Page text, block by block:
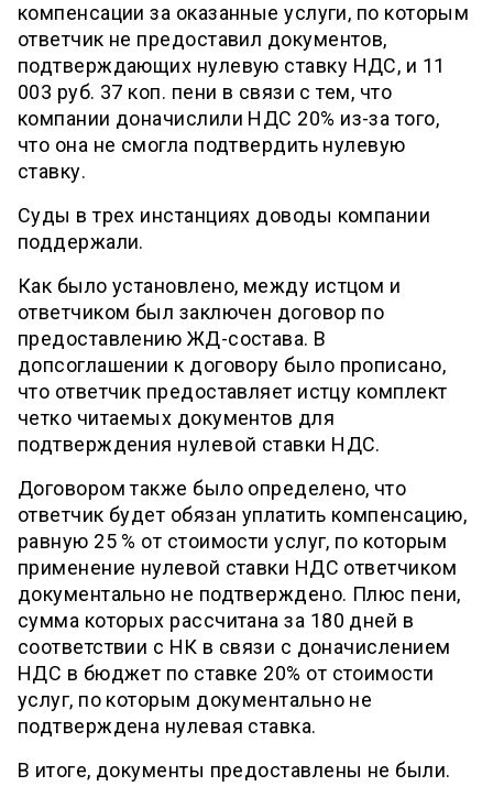
компенсации за оказанные услуги, по которым
ответчик не предоставил документов,
подтверждающих нулевую ставку НДС, и 11
003 руб. 37 коп. пени в связи с тем, что
компании доначислили НДС 20% из-за того,
что она не смогла подтвердить нулевую
ставку.
Суды в трех инстанциях доводы компании
поддержали.
Как было установлено, между истцом и
ответчиком был заключен договор по
предоставлению ЖД-состава. В
допсоглашении к договору было прописано,
что ответчик предоставляет истцу комплект
четко читаемых документов для
подтверждения нулевой ставки НДС.
Договором также было определено, что
ответчик будет обязан уплатить компенсацию,
равную 25 % от стоимости услуг, по которым
применение нулевой ставки НДС ответчиком
документально не подтверждено. Плюс пени,
сумма которых рассчитана за 180 дней в
соответствии с НК в связи с доначислением
НДС в бюджет по ставке 20% от стоимости
услуг, по которым документально не
подтверждена нулевая ставка.
В итоге, документы предоставлены не были.